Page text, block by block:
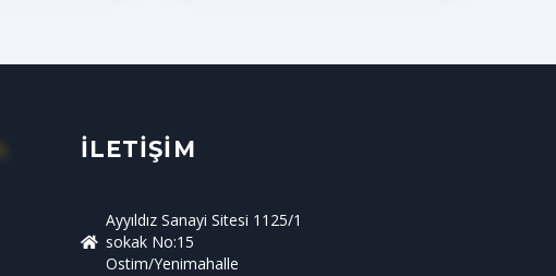
İLETIŞIM
Ayyıldız Sanayi Sitesi 1125/1
sokak No:15
Ostim/Yenimahalle